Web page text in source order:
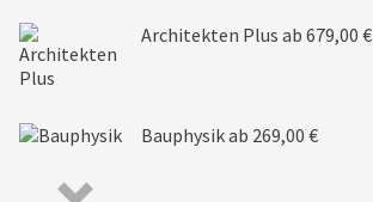
Architekten Plus ab 679,00 €
Bauphysikab 269,00 €